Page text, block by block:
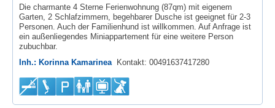
Die charmante 4 Sterne Ferienwohnung (87qm) mit eigenem
Garten, 2 Schlafzimmern, begehbarer Dusche ist geeignet für 2-3
Personen. Auch der Familienhund ist willkommen. Auf Anfrage ist
ein außenliegendes Miniappartement für eine weitere Person
zubuchbar.
Inh.: Korinna Kamarinea Kontakt: 00491637417280